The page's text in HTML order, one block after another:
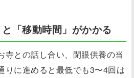
「移動時間」がかかる
寺との話し合い、閉眼供養の当
に進めると最低でも3〜4回は